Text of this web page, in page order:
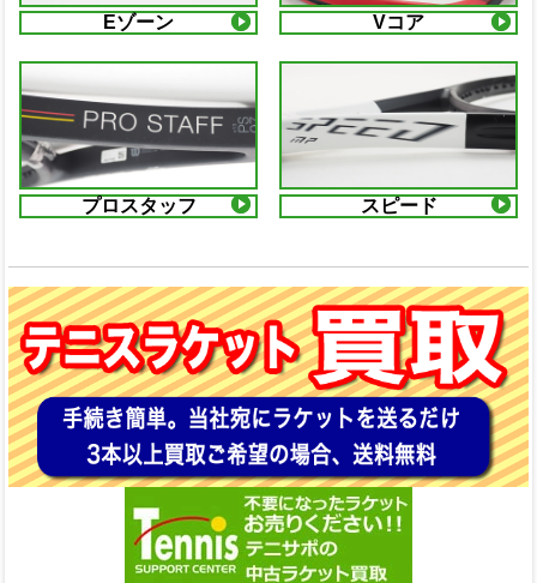
Eゾーン Vコア
プロスタッフ スピード